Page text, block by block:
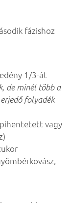
fázishoz
1/3-át
de minél több a
folyadék
vagy